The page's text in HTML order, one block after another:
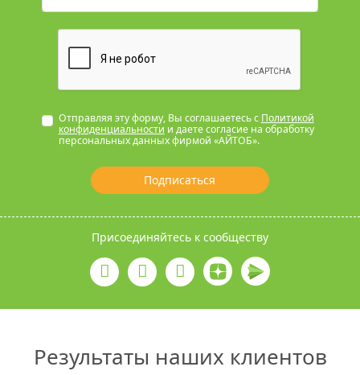
Отправляя эту форму, Вы соглашаетесь с Политикой
конфиденциальности и даете согласие на обработку
персональных данных фирмой «АЙТОБ».
Подписаться
Присоединяйтесь к сообществу
Результаты наших клиентов